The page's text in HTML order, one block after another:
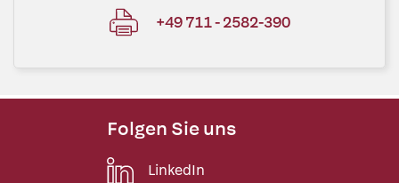
+49 711 - 2582-390
Folgen Sie uns
LinkedIn